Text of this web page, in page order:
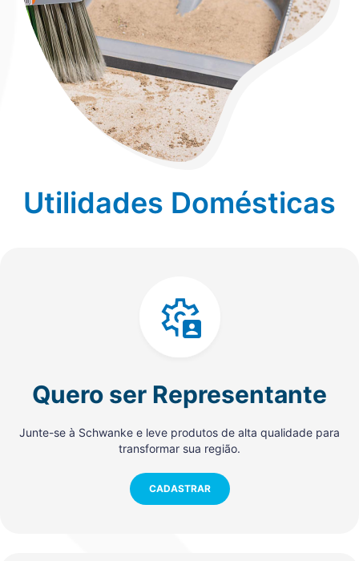
Utilidades Domésticas
Quero ser Representante
Junte-se à Schwanke e leve produtos de alta qualidade para
transformar sua região.
CADASTRAR